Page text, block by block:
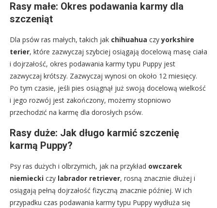
Rasy małe: Okres podawania karmy dla
szczeniąt
Dla psów ras małych, takich jak chihuahua czyyorkshire
terier, które zazwyczaj szybciej osiągają docelową masę ciała
i dojrzałość, okres podawania karmy typu Puppy jest
zazwyczaj krótszy. Zazwyczaj wynosi on około 12 miesięcy.
Po tym czasie, jeśli pies osiągnął już swoją docelową wielkość
i jego rozwój jest zakończony, możemy stopniowo
przechodzić na karmę dla dorosłych psów.
Rasy duże: Jak długo karmić szczenię
karmą Puppy?
Psy ras dużych i olbrzymich, jak na przykład owczarek
niemiecki czy labrador retriever, rosną znacznie dłużej i
osiągają pełną dojrzałość fizyczną znacznie później. W ich
przypadku czas podawania karmy typu Puppy wydłuża się